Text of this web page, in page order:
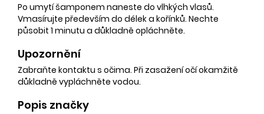
Po umytí šamponem naneste do vlhkých vlasů.
Vmasírujte především do délek a kořínků. Nechte
působit 1 minutu a důkladně opláchněte.
Upozornění
Zabraňte kontaktu s očima. Při zasažení očí okamžitě
důkladně vypláchněte vodou.
Popis značky